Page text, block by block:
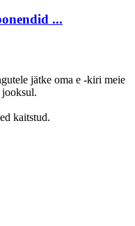
...
jätke oma e -kiri meie
jooksul.
kaitstud.